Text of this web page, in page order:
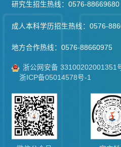
研究生招生热线：0576-88669680
成人本科学历招生热线：0576-
地方合作热线：0576-88660975
浙公网安备 33100202001351
浙ICP备05014578号-1